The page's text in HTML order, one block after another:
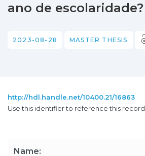
ano de escolaridade?
2023-08-28 MASTER THESIS
http://hdl.handle.net/10400.21/16863
Use this identifier to reference this record.
Name: